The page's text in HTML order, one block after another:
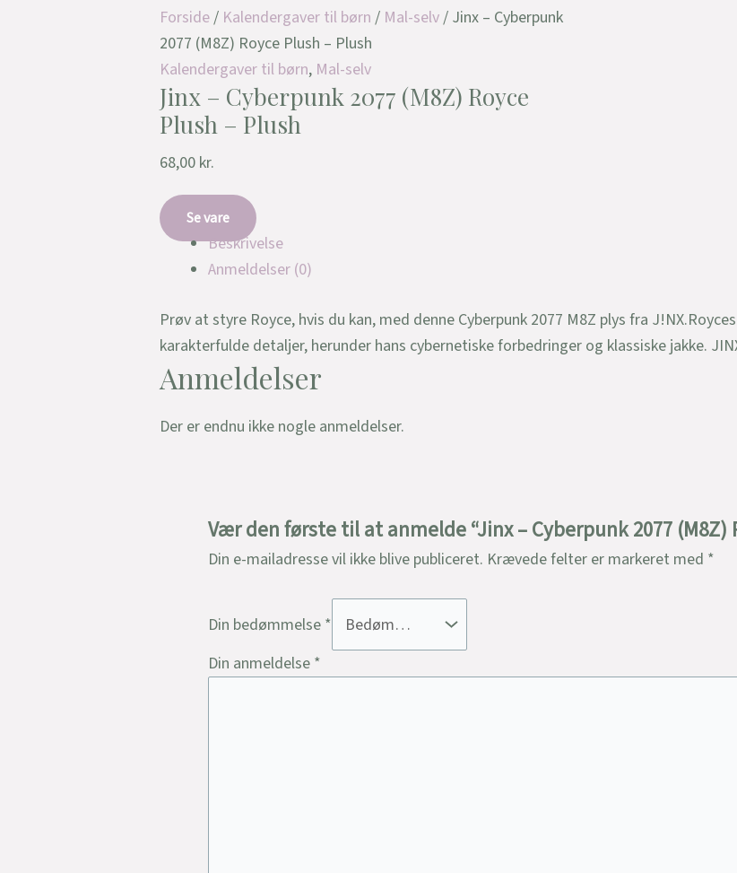
Forside/ Kalendergaver til børn / Mal-selv/ Jinx – Cyberpunk
2077 (M8Z) Royce Plush – Plush
Kalendergaver til børn, Mal-selv
Jinx – Cyberpunk 2077 (M8Z) Royce
Plush – Plush
68,00 kr.
Se vare
Beskrivelse
Anmeldelser (0)
Prøv at styre Royce, hvis du kan, med denne Cyberpunk 2077 M8Z plys fra
karakterfulde detaljer, herunder hans cybernetiske forbedringer og klassiske jakke.
Anmeldelser
Der er endnu ikke nogle anmeldelser.
Vær den første til at anmelde “Jinx – Cyberpunk 2077 (M8Z)
Din e-mailadresse vil ikke blive publiceret. Krævede felter er markeret med *
Din bedømmelse *
Din anmeldelse *